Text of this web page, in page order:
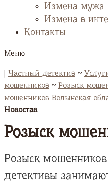
Измена мужа
Измена в
Контакты
Меню
| Частный детектив ~
мошенников ~ Розыск
мошенников Волынская
Новостав
Розыск
Розыск
детективы